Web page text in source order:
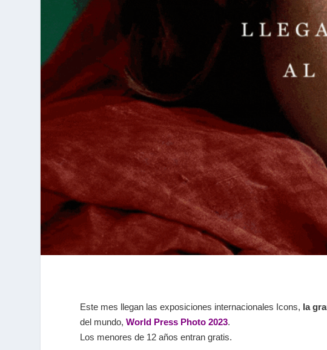
Este mes llegan las exposiciones internacionales Icons, la
del mundo, World Press Photo 2023.
Los menores de 12 años entran gratis.